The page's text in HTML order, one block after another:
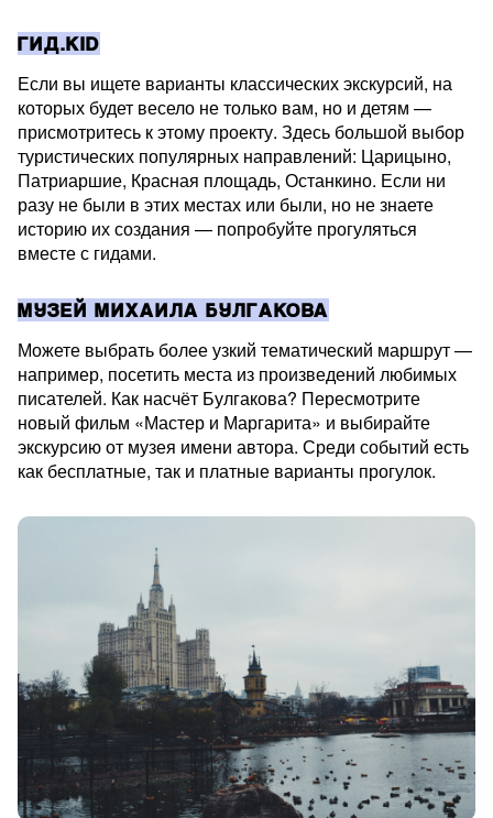
ГИД.KID
Если вы ищете варианты классических экскурсий, на
которых будет весело не только вам, но и детям —
присмотритесь к этому проекту. Здесь большой выбор
туристических популярных направлений: Царицыно,
Патриаршие, Красная площадь, Останкино. Если ни
разу не были в этих местах или были, но не знаете
историю их создания — попробуйте прогуляться
вместе с гидами.
МУЗЕЙ МИХАИЛА БУЛГАКОВА
Можете выбрать более узкий тематический маршрут —
например, посетить места из произведений любимых
писателей. Как насчёт Булгакова? Пересмотрите
новый фильм «Мастер и Маргарита» и выбирайте
экскурсию от музея имени автора. Среди событий есть
как бесплатные, так и платные варианты прогулок.